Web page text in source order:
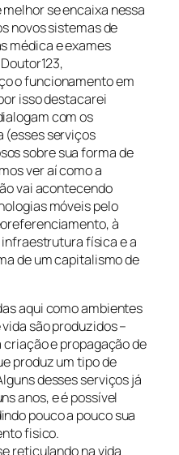
se encaixa nessa
novos sistemas de
médica e exames
o funcionamento em
isso destacarei
com os
(esses serviços
sobre sua forma de
ver aí como a
vai acontecendo
móveis pelo
à
física e a
de um capitalismo de
aqui como ambientes
são produzidos –
e propagação de
produz um tipo de
desses serviços já
anos, e é possível
pouco a pouco sua
fisico.
reticulando na vida